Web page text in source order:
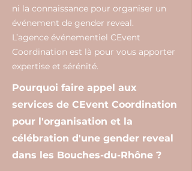
ni la connaissance pour organiser un
événement de gender reveal.
L’agence événementiel CEvent
Coordination est là pour vous apporter
expertise et sérénité.
Pourquoi faire appel aux
services de CEvent Coordination
pour l'organisation et la
célébration d'une gender reveal
dans les Bouches-du-Rhône ?